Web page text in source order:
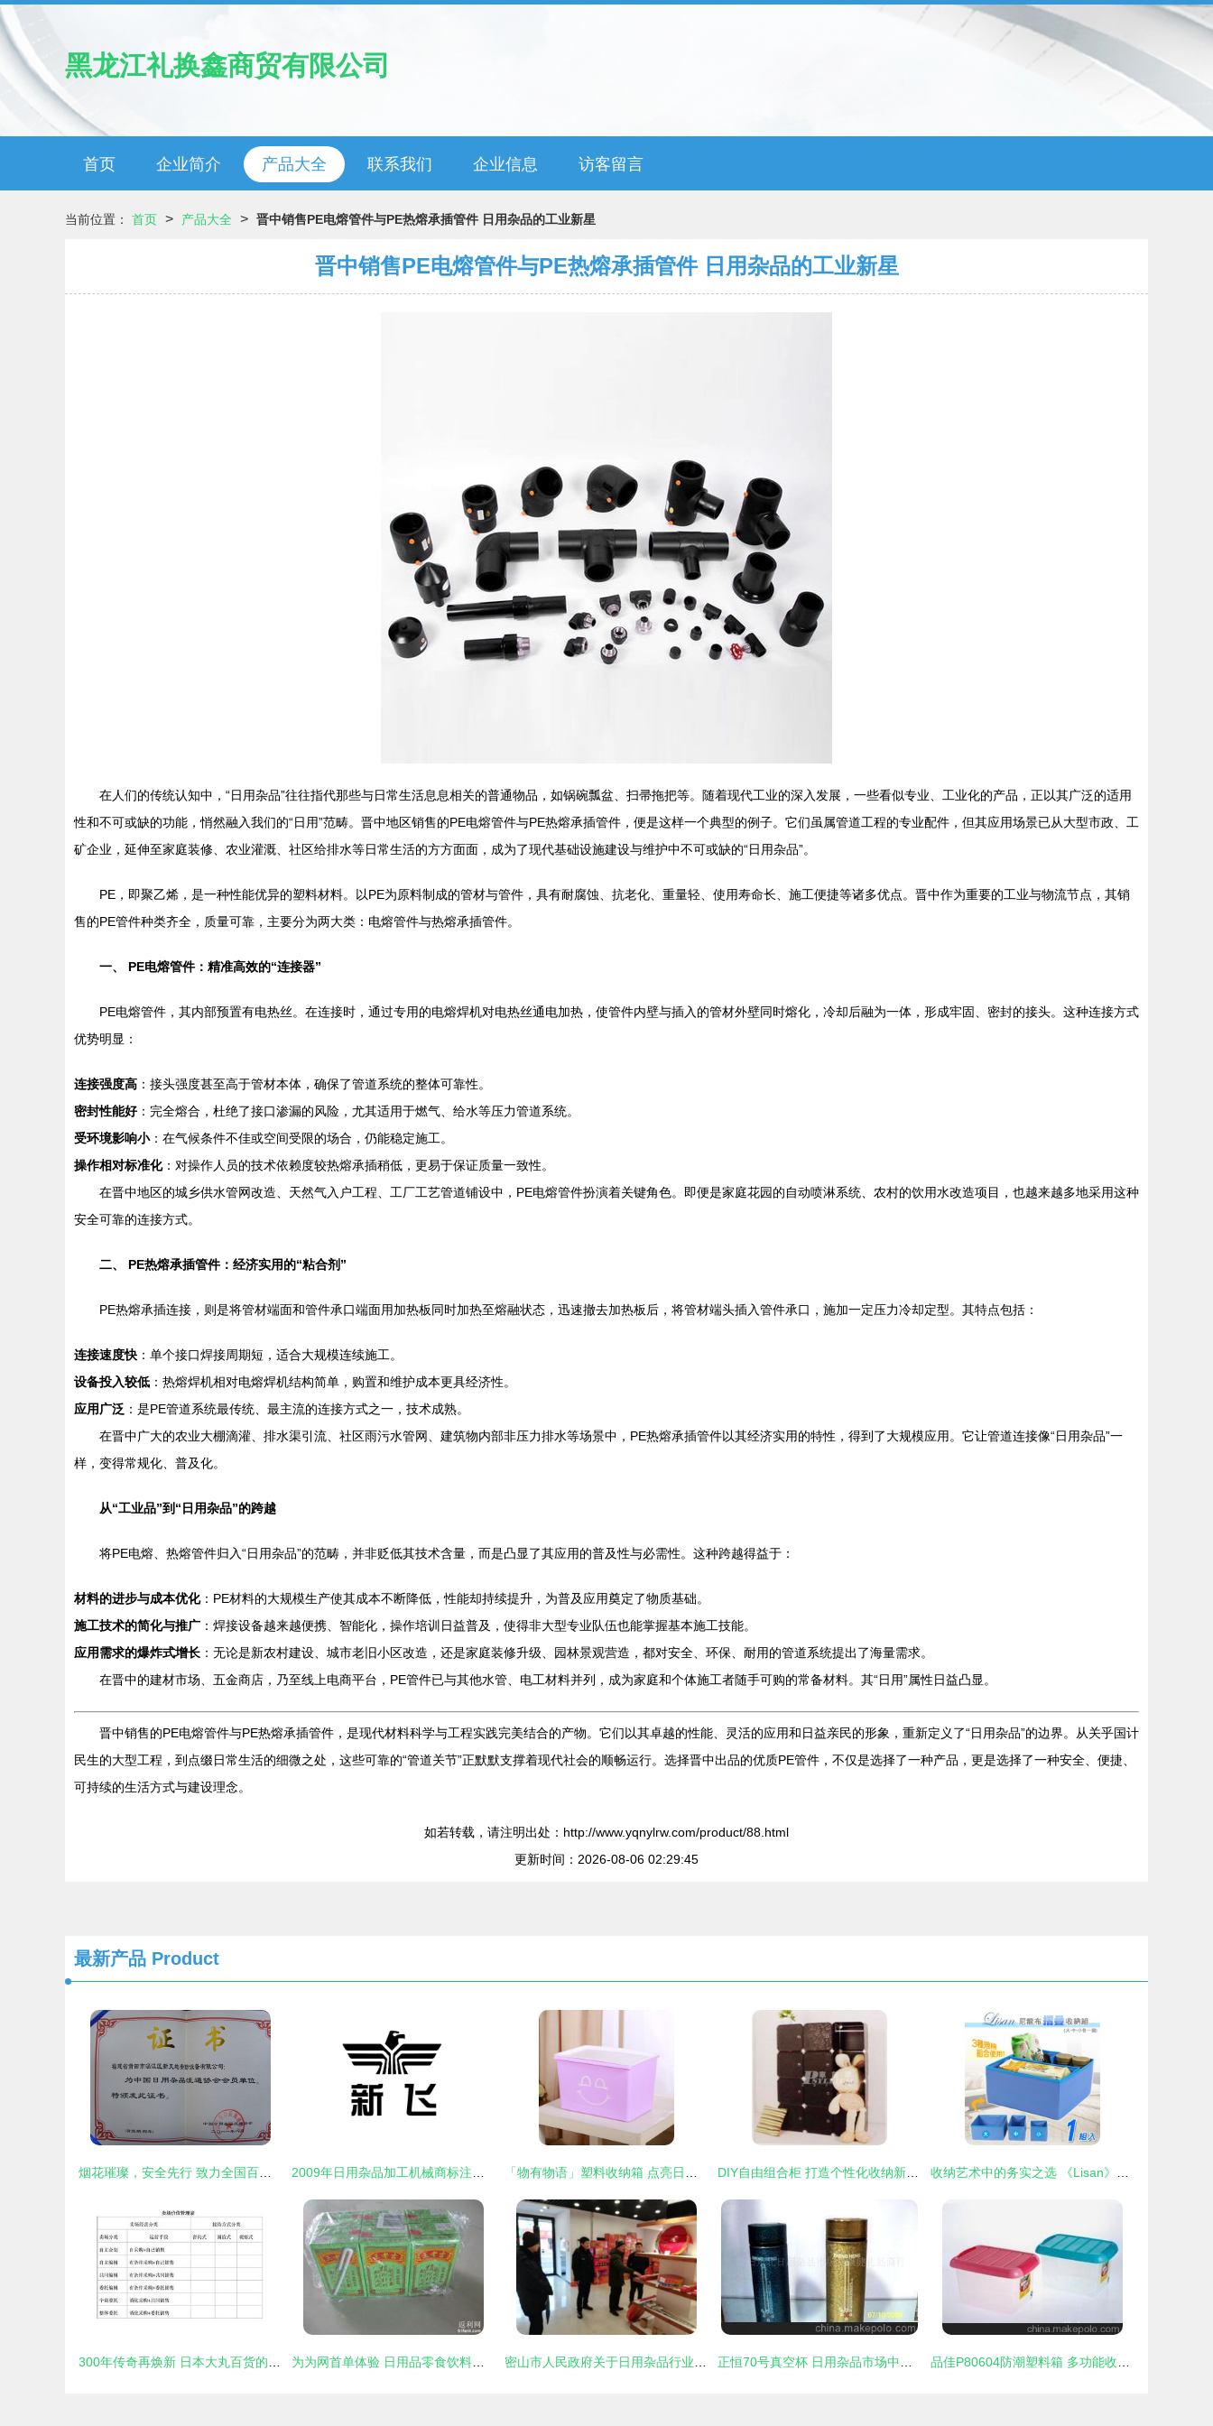
黑龙江礼换鑫商贸有限公司
首页 企业简介 产品大全 联系我们 企业信息 访客留言
当前位置： 首页 > 产品大全 > 晋中销售PE电熔管件与PE热熔承插管件 日用杂品的工业新星
晋中销售PE电熔管件与PE热熔承插管件 日用杂品的工业新星
在人们的传统认知中，“日用杂品”往往指代那些与日常生活息息相关的普通物品，如锅碗瓢盆、扫帚拖把等。随着现代工业的深入发展，一些看似专业、工业化的产品，正以其广泛的适用
性和不可或缺的功能，悄然融入我们的“日用”范畴。晋中地区销售的PE电熔管件与PE热熔承插管件，便是这样一个典型的例子。它们虽属管道工程的专业配件，但其应用场景已从大型市政、工
矿企业，延伸至家庭装修、农业灌溉、社区给排水等日常生活的方方面面，成为了现代基础设施建设与维护中不可或缺的“日用杂品”。
PE，即聚乙烯，是一种性能优异的塑料材料。以PE为原料制成的管材与管件，具有耐腐蚀、抗老化、重量轻、使用寿命长、施工便捷等诸多优点。晋中作为重要的工业与物流节点，其销
售的PE管件种类齐全，质量可靠，主要分为两大类：电熔管件与热熔承插管件。
一、 PE电熔管件：精准高效的“连接器”
PE电熔管件，其内部预置有电热丝。在连接时，通过专用的电熔焊机对电热丝通电加热，使管件内壁与插入的管材外壁同时熔化，冷却后融为一体，形成牢固、密封的接头。这种连接方式
优势明显：
连接强度高 ：接头强度甚至高于管材本体，确保了管道系统的整体可靠性。
密封性能好：完全熔合，杜绝了接口渗漏的风险，尤其适用于燃气、给水等压力管道系统。
受环境影响小：在气候条件不佳或空间受限的场合，仍能稳定施工。
操作相对标准化：对操作人员的技术依赖度较热熔承插稍低，更易于保证质量一致性。
在晋中地区的城乡供水管网改造、天然气入户工程、工厂工艺管道铺设中，PE电熔管件扮演着关键角色。即便是家庭花园的自动喷淋系统、农村的饮用水改造项目，也越来越多地采用这种
安全可靠的连接方式。
二、 PE热熔承插管件：经济实用的“粘合剂”
PE热熔承插连接，则是将管材端面和管件承口端面用加热板同时加热至熔融状态，迅速撤去加热板后，将管材端头插入管件承口，施加一定压力冷却定型。其特点包括：
连接速度快 ：单个接口焊接周期短，适合大规模连续施工。
设备投入较低 ：热熔焊机相对电熔焊机结构简单，购置和维护成本更具经济性。
应用广泛 ：是PE管道系统最传统、最主流的连接方式之一，技术成熟。
在晋中广大的农业大棚滴灌、排水渠引流、社区雨污水管网、建筑物内部非压力排水等场景中，PE热熔承插管件以其经济实用的特性，得到了大规模应用。它让管道连接像“日用杂品”一
样，变得常规化、普及化。
从“工业品”到“日用杂品”的跨越
将PE电熔、热熔管件归入“日用杂品”的范畴，并非贬低其技术含量，而是凸显了其应用的普及性与必需性。这种跨越得益于：
材料的进步与成本优化：PE材料的大规模生产使其成本不断降低，性能却持续提升，为普及应用奠定了物质基础。
施工技术的简化与推广 ：焊接设备越来越便携、智能化，操作培训日益普及，使得非大型专业队伍也能掌握基本施工技能。
应用需求的爆炸式增长 ：无论是新农村建设、城市老旧小区改造，还是家庭装修升级、园林景观营造，都对安全、环保、耐用的管道系统提出了海量需求。
在晋中的建材市场、五金商店，乃至线上电商平台，PE管件已与其他水管、电工材料并列，成为家庭和个体施工者随手可购的常备材料。其“日用”属性日益凸显。
晋中销售的PE电熔管件与PE热熔承插管件，是现代材料科学与工程实践完美结合的产物。它们以其卓越的性能、灵活的应用和日益亲民的形象，重新定义了“日用杂品”的边界。从关乎国计
民生的大型工程，到点缀日常生活的细微之处，这些可靠的“管道关节”正默默支撑着现代社会的顺畅运行。选择晋中出品的优质PE管件，不仅是选择了一种产品，更是选择了一种安全、便捷、
可持续的生活方式与建设理念。
如若转载，请注明出处：http://www.yqnylrw.com/product/88.html
更新时间：2026-08-06 02:29:45
最新产品 Product